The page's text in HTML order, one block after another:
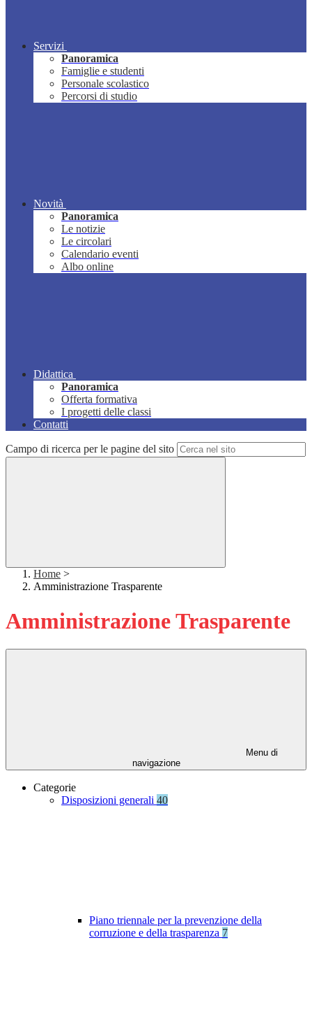
Servizi
Panoramica
Famiglie e studenti
Personale scolastico
Percorsi di studio
Novità
Panoramica
Le notizie
Le circolari
Calendario eventi
Albo online
Didattica
Panoramica
Offerta formativa
I progetti delle classi
Contatti
Campo di ricerca per le pagine del sito
Home >
Amministrazione Trasparente
Amministrazione Trasparente
Menu di
navigazione
Categorie
Disposizioni generali 40
Piano triennale per la prevenzione della
corruzione e della trasparenza 7